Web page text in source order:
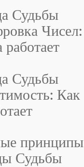
Судьбы
Чисел:
Судьбы
Как
принципы
Судьбы